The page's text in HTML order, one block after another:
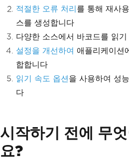
적절한 오류 처리 를 통해 재사
스를 생성합니다
다양한 소스에서 바코드를 읽
설정을 개선하여 애플리케이션
합합니다
읽기 속도 옵션을 사용하여 성
다
시작하기 전에 무
요?